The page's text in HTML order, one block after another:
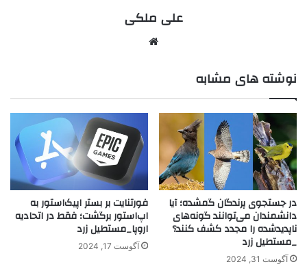
علی ملکی
نوشته های مشابه
در جستجوی پرندگان گمشده؛ آیا
دانشمندان می‌توانند گونه‌های
ناپدیدشده را مجدد کشف کنند؟
_مستطیل زرد
آگوست 31, 2024
فورتنایت بر بستر اپیک‌استور به
اپ‌استور برگشت؛ فقط در اتحادیه
اروپا_مستطیل زرد
آگوست 17, 2024